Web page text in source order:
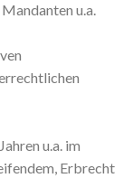
u.a.
u.a. im
Erbrecht